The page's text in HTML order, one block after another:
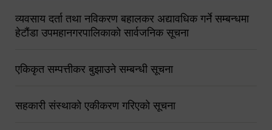
व्यवसाय दर्ता तथा नविकरण बहालकर अद्यावधिक गर्ने सम्बन्धमा
हेटौंडा उपमहानगरपालिकाको सार्वजनिक सूचना
एकिकृत सम्पत्तीकर बुझाउने सम्बन्धी सूचना
सहकारी संस्थाको एकीकरण गरिएको सूचना